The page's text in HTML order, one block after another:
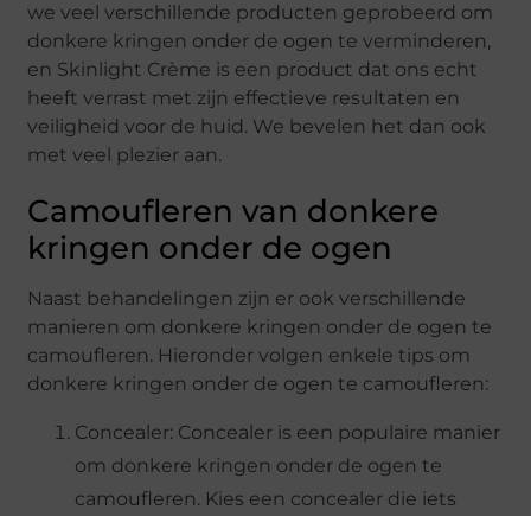
we veel verschillende producten geprobeerd om
donkere kringen onder de ogen te verminderen,
en Skinlight Crème is een product dat ons echt
heeft verrast met zijn effectieve resultaten en
veiligheid voor de huid. We bevelen het dan ook
met veel plezier aan.
Camoufleren van donkere
kringen onder de ogen
Naast behandelingen zijn er ook verschillende
manieren om donkere kringen onder de ogen te
camoufleren. Hieronder volgen enkele tips om
donkere kringen onder de ogen te camoufleren:
Concealer: Concealer is een populaire manier
om donkere kringen onder de ogen te
camoufleren. Kies een concealer die iets